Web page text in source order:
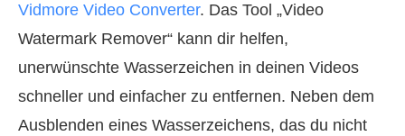
Vidmore Video Converter. Das Tool „Video
Watermark Remover“ kann dir helfen,
unerwünschte Wasserzeichen in deinen Videos
schneller und einfacher zu entfernen. Neben dem
Ausblenden eines Wasserzeichens, das du nicht